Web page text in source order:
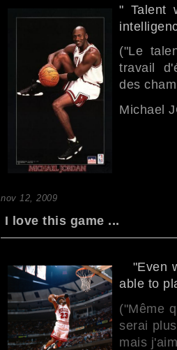
" Talent
("Le
travail
des
Michael
nov 12, 2009
I love this game ...
"Even
able to
("Même
serai
mais